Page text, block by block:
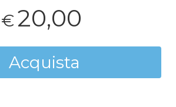
€20,00
Acquista